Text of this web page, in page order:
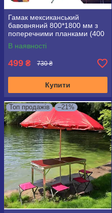
Гамак мексиканський
бавовняний 800*1800 мм з
поперечними планками (400
мм) у чохлі
В наявності
499 ₴ 730 ₴
Купити
Топ продажів –21%